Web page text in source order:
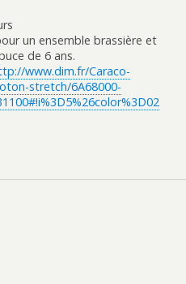
un ensemble brassière et
de 6 ans.
www.dim.fr/Caraco-
stretch/6A68000-